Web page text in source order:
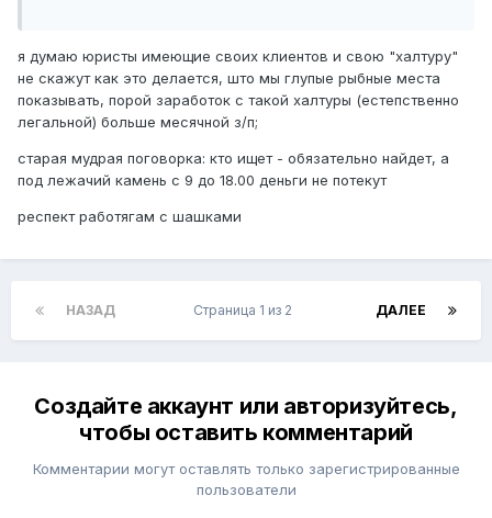
я думаю юристы имеющие своих клиентов и свою "халтуру"
не скажут как это делается, што мы глупые рыбные места
показывать, порой заработок с такой халтуры (естепственно
легальной) больше месячной з/п;
старая мудрая поговорка: кто ищет - обязательно найдет, а
под лежачий камень с 9 до 18.00 деньги не потекут
респект работягам с шашками
НАЗАД ДАЛЕЕ
Страница 1 из 2
Создайте аккаунт или авторизуйтесь,
чтобы оставить комментарий
Комментарии могут оставлять только зарегистрированные
пользователи